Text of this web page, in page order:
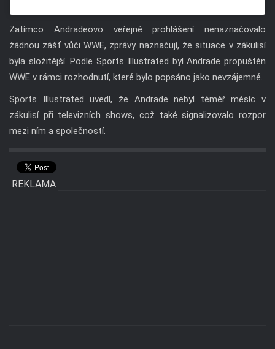
Zatímco Andradeovo veřejné prohlášení nenaznačovalo
žádnou zášť vůči WWE, zprávy naznačují, že situace v zákulisí
byla složitější. Podle Sports Illustrated byl Andrade propuštěn
WWE v rámci rozhodnutí, které bylo popsáno jako nevzájemné.
Sports Illustrated uvedl, že Andrade nebyl téměř měsíc v
zákulisí při televizních shows, což také signalizovalo rozpor
mezi ním a společností.
REKLAMA